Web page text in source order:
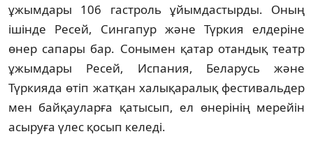
ұжымдары 106 гастроль ұйымдастырды. Оның
ішінде Ресей, Сингапур және Түркия елдеріне
өнер сапары бар. Сонымен қатар отандық театр
ұжымдары Ресей, Испания, Беларусь және
Түркияда өтіп жатқан халықаралық фестивальдер
мен байқауларға қатысып, ел өнерінің мерейін
асыруға үлес қосып келеді.